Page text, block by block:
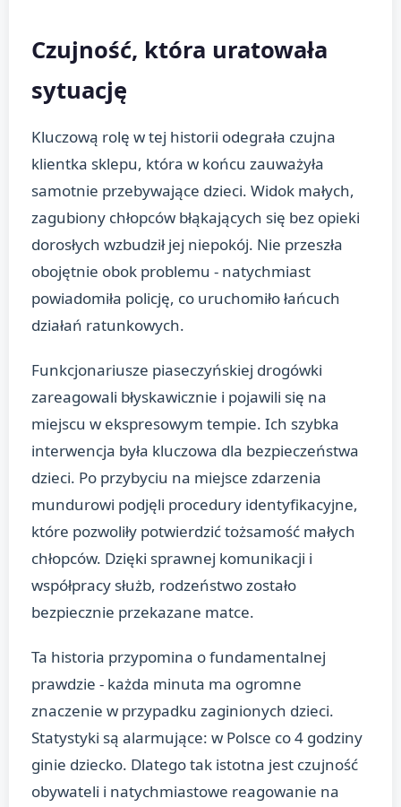
Czujność, która uratowała
sytuację
Kluczową rolę w tej historii odegrała czujna
klientka sklepu, która w końcu zauważyła
samotnie przebywające dzieci. Widok małych,
zagubiony chłopców błąkających się bez opieki
dorosłych wzbudził jej niepokój. Nie przeszła
obojętnie obok problemu - natychmiast
powiadomiła policję, co uruchomiło łańcuch
działań ratunkowych.
Funkcjonariusze piaseczyńskiej drogówki
zareagowali błyskawicznie i pojawili się na
miejscu w ekspresowym tempie. Ich szybka
interwencja była kluczowa dla bezpieczeństwa
dzieci. Po przybyciu na miejsce zdarzenia
mundurowi podjęli procedury identyfikacyjne,
które pozwoliły potwierdzić tożsamość małych
chłopców. Dzięki sprawnej komunikacji i
współpracy służb, rodzeństwo zostało
bezpiecznie przekazane matce.
Ta historia przypomina o fundamentalnej
prawdzie - każda minuta ma ogromne
znaczenie w przypadku zaginionych dzieci.
Statystyki są alarmujące: w Polsce co 4 godziny
ginie dziecko. Dlatego tak istotna jest czujność
obywateli i natychmiastowe reagowanie na